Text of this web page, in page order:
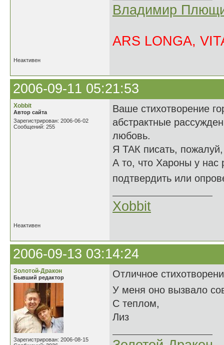
Владимир
ARS LONGA,
Неактивен
2006-09-11 05:21:53
Xobbit
Автор сайта
Зарегистрирован: 2006-06-02
Сообщений: 255
Ваше стихотворение
абстрактные
любовь.
Я ТАК писать,
А то, что Хароны у нас
подтвердить или
Xobbit
Неактивен
2006-09-13 03:14:24
Золотой-Дракон
Бывший редактор
Зарегистрирован: 2006-08-15
Отличное
У меня оно вызвало
С теплом,
Лиз